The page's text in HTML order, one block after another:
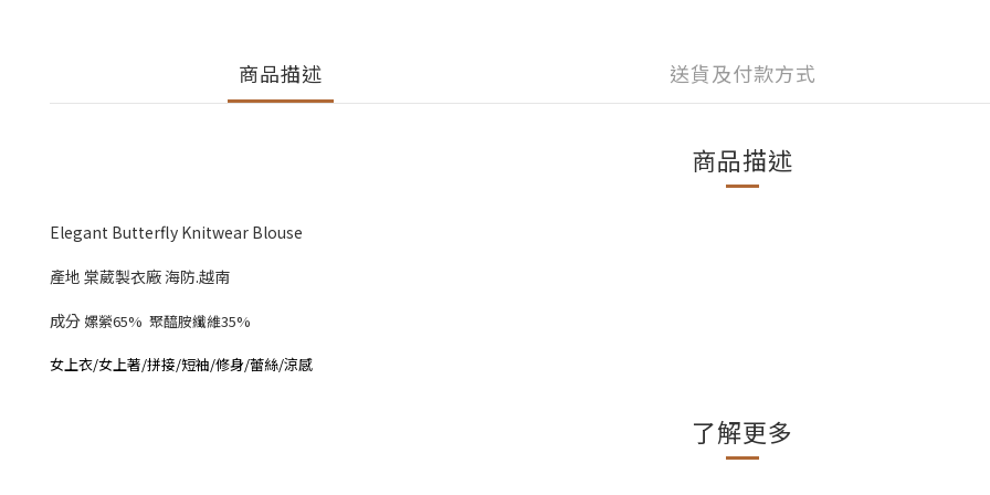
商品描述 送貨及付款方式
商品描述
Elegant Butterfly Knitwear Blouse
產地 棠葳製衣廠 海防.越南
成分 嫘縈65% 聚醯胺纖維35%
女上衣/女上著/拼接/短袖/修身/蕾絲/涼感
了解更多